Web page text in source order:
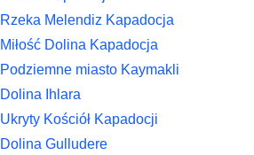
Rzeka Melendiz Kapadocja
Miłość Dolina Kapadocja
Podziemne miasto Kaymakli
Dolina Ihlara
Ukryty Kościół Kapadocji
Dolina Gulludere